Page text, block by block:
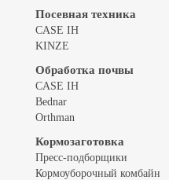
Посевная техника
CASE IH
KINZE
Обработка почвы
CASE IH
Bednar
Orthman
Кормозаготовка
Пресс-подборщики
Кормоуборочный комбайн